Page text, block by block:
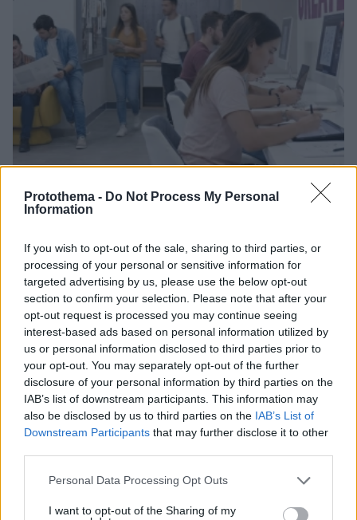
Protothema - Do Not Process My Personal
Information
If you wish to opt-out of the sale, sharing to third parties, or
processing of your personal or sensitive information for
targeted advertising by us, please use the below opt-out
section to confirm your selection. Please note that after your
opt-out request is processed you may continue seeing
interest-based ads based on personal information utilized by
us or personal information disclosed to third parties prior to
your opt-out. You may separately opt-out of the further
disclosure of your personal information by third parties on the
IAB’s list of downstream participants. This information may
also be disclosed by us to third parties on the IAB’s List of
Downstream Participants that may further disclose it to other
Please note that this website/app uses one or more Google
not limited to your visit or usage behaviour. You may click to
Personal Data Processing Opt Outs
I want to opt-out of the Sharing of my
Κάτι αλλάζει στον χάρτη της πανεπιστημιακής εκπαίδευσης
στην Ελλάδα
Εθνική Τράπεζα: Η κορυφαία επιλογή για τη χρηματοδότηση
μεγάλων έργων
30.07.2026, 15:25
Διασκεδάζουμε υπεύθυνα, επιστρέφουμε με ασφάλεια
29.07.2026, 09:39
ΡΟΗ ΕΙΔΗΣΕΩΝ
Ειδήσεις Δημοφιλή Σχολιασμένα
πριν 8 λεπτά